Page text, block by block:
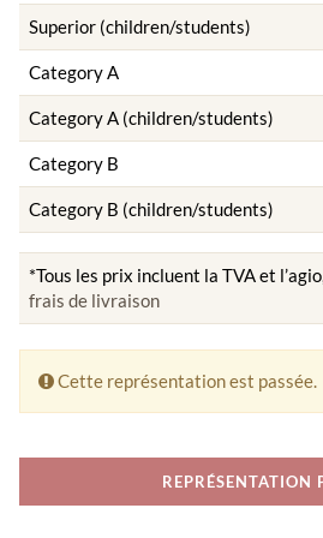
Superior (children/students)
Category A
Category A (children/students)
Category B
Category B (children/students)
*Tous les prix incluent la TVA et
frais de livraison
Cette représentation est passée.
REPRÉSENTATION